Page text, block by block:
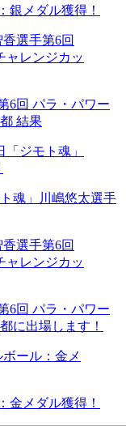
銀メダル獲得！
6回 パラ・パワー
結果
魂」川嶋悠太選手
6回 パラ・パワー
に出場します！
金メダル獲得！